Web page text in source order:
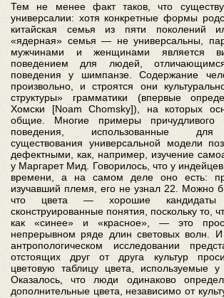
Тем не менее факт таков, что
универсалии: хотя конкретные формы
китайская семья из пяти поколений
«ядерная» семья — не универсальны,
мужчинами и женщинами является
поведением для людей,
поведения у шимпанзе. Содержание
произвольно, и строятся они
структуры» грамматики (впервые
Хомски [Noam Chomsky]), на которых
общие. Многие примеры причудливого
поведения, использованные для
существования универсальной модели
дефектными, как, например, изучение
у Маргарет Мид. Говорилось, что у
времени, а на самом деле оно есть:
изучавший племя, его не узнал 22. Можно
что цвета — хорошие кандидаты
сконструированные понятия, поскольку то,
как «синее» и «красное», — это
непрерывном ряде длин световых волн.
антропологическом исследовании
отстоящих друг от друга культур
цветовую таблицу цвета, используемые
Оказалось, что люди одинаково
дополнительные цвета, независимо от